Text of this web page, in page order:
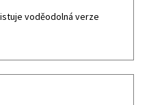
voděodolná verze